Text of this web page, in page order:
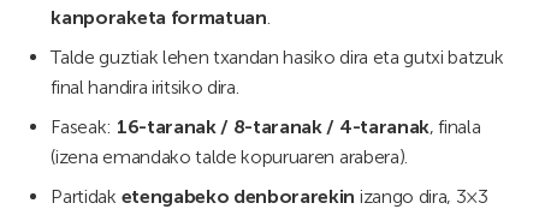
kanporaketa formatuan
Talde guztiak lehen txandan hasiko dira eta gutxi batzuk
final handira iritsiko dira.
Faseak: 16-taranak / 8-taranak / 4-taranak, finala
(izena emandako talde kopuruaren arabera).
Partidak etengabeko denborarekin izango dira, 3×3